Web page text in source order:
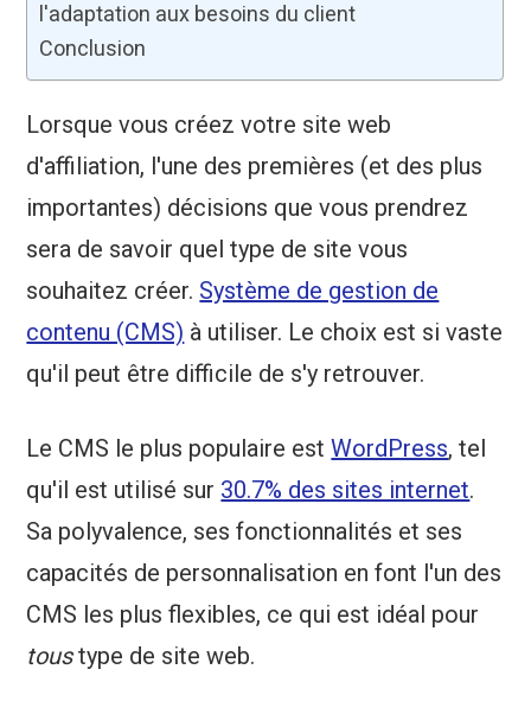
l'adaptation aux besoins du client
Conclusion
Lorsque vous créez votre site web
d'affiliation, l'une des premières (et des plus
importantes) décisions que vous prendrez
sera de savoir quel type de site vous
souhaitez créer. Système de gestion de
contenu (CMS) à utiliser. Le choix est si vaste
qu'il peut être difficile de s'y retrouver.
Le CMS le plus populaire estWordPress, tel
qu'il est utilisé sur 30.7% des sites internet.
Sa polyvalence, ses fonctionnalités et ses
capacités de personnalisation en font l'un des
CMS les plus flexibles, ce qui est idéal pour
toustype de site web.